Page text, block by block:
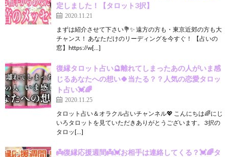
定しました！【タロット3択】
2020.11.21
まずは紹介させて下さい💐✨ 遠方の方も・東京近郊の方も大
チャンス！ あなただけのリーディングを今すぐ！ 【占いの
窓】https://w[…]
復縁タロット占い🔮離れてしまったあの人がいま感
じるあなたへの想い🍀当たる？？人気の恋愛タロッ
ト占い💓🌈
2020.11.25
タロット占い＆オラクル占いチャンネル💖 こんにちは🌈にじ
いろタロットを見ていただきありがとうございます。 3択の
タロッ[…]
👼復縁応援週間👼💓お相手は連絡してくる？💓🌈タ